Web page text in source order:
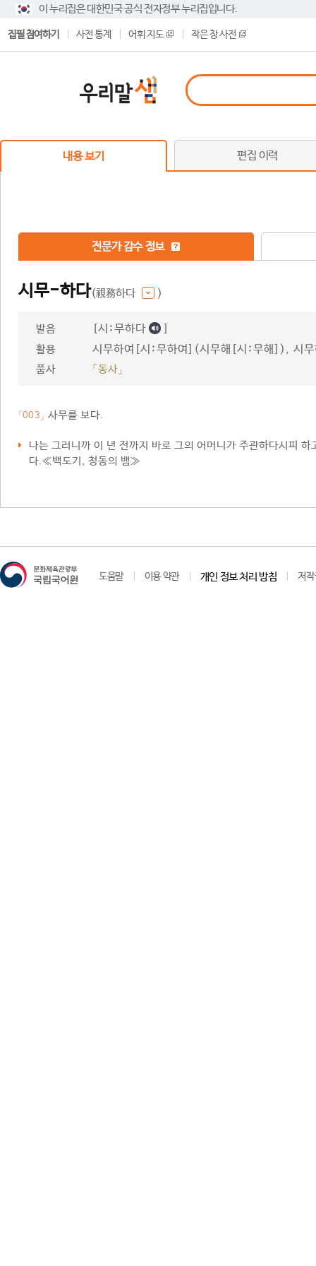
이 누리집은 대한민국 공식 전자정부 누리집입니다.
집필 참여하기 사전 통계 어휘 지도 작은 창 사전
내용 보기 편집 이력
전문가 감수 정보
시무-하다(視務하다 )
발음 [시ː무하다 ]
활용 시무하여[시ː무하여](시무해[시ː무해]), 시
품사 「동사」
「003」 사무를 보다.
나는 그러니까 이 년 전까지 바로 그의 어머니가 주관하다시피
다.≪백도기, 청동의 뱀≫
도움말 이용 약관 개인 정보 처리 방침 저